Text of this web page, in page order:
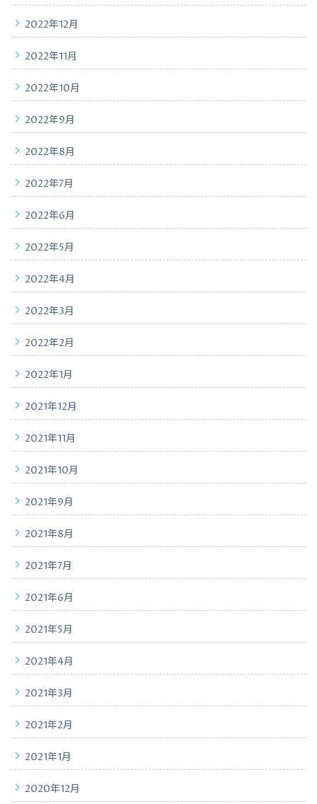
2022年12月
2022年11月
2022年10月
2022年9月
2022年8月
2022年7月
2022年6月
2022年5月
2022年4月
2022年3月
2022年2月
2022年1月
2021年12月
2021年11月
2021年10月
2021年9月
2021年8月
2021年7月
2021年6月
2021年5月
2021年4月
2021年3月
2021年2月
2021年1月
2020年12月